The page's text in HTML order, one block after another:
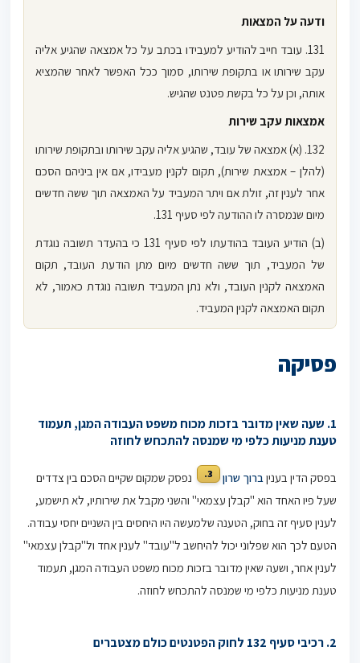
ודעה על המצאות
131. עובד חייב להודיע למעבידו בכתב על כל אמצאה שהגיע אליה
עקב שירותו או בתקופת שירותו, סמוך ככל האפשר לאחר שהמציא
אותה, וכן על כל בקשת פטנט שהגיש.
אמצאות עקב שירות
132. (א) אמצאה של עובד, שהגיע אליה עקב שירותו ובתקופת שירותו
(להלן – אמצאת שירות), תקום לקנין מעבידו, אם אין ביניהם הסכם
אחר לענין זה, זולת אם ויתר המעביד על האמצאה תוך ששה חדשים
מיום שנמסרה לו ההודעה לפי סעיף 131.
(ב) הודיע העובד בהודעתו לפי סעיף 131 כי בהעדר תשובה נוגדת
של המעביד, תוך ששה חדשים מיום מתן הודעת העובד, תקום
האמצאה לקנין העובד, ולא נתן המעביד תשובה נוגדת כאמור, לא
תקום האמצאה לקנין המעביד.
פסיקה
1. שעה שאין מדובר בזכות מכוח משפט העבודה המגן, תעמוד
טענת מניעות כלפי מי שמנסה להתכחש לחוזה
בפסק הדין בעניןברוך שרון 3.
נפסק שמקום שקיים הסכם בין צדדים
שעל פיו האחד הוא "קבלן עצמאי" והשני מקבל את שירותיו, לא תישמע,
לענין סעיף זה בחוק, הטענה שלמעשה היו היחסים בין השניים יחסי עבודה.
הטעם לכך הוא שפלוני יכול להיחשב ל"עובד" לענין אחד ול"קבלן עצמאי"
לענין אחר, ושעה שאין מדובר בזכות מכוח משפט העבודה המגן, תעמוד
טענת מניעות כלפי מי שמנסה להתכחש לחוזה.
2. רכיבי סעיף 132 לחוק הפטנטים כולם מצטברים